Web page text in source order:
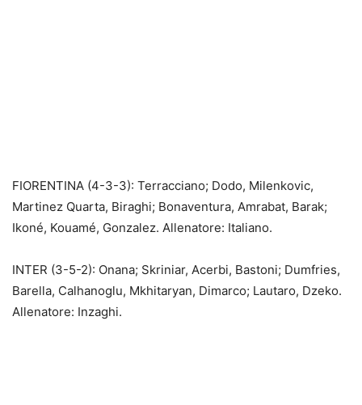
FIORENTINA (4-3-3): Terracciano; Dodo, Milenkovic,
Martinez Quarta, Biraghi; Bonaventura, Amrabat, Barak;
Ikoné, Kouamé, Gonzalez. Allenatore: Italiano.
INTER (3-5-2): Onana; Skriniar, Acerbi, Bastoni; Dumfries,
Barella, Calhanoglu, Mkhitaryan, Dimarco; Lautaro, Dzeko.
Allenatore: Inzaghi.